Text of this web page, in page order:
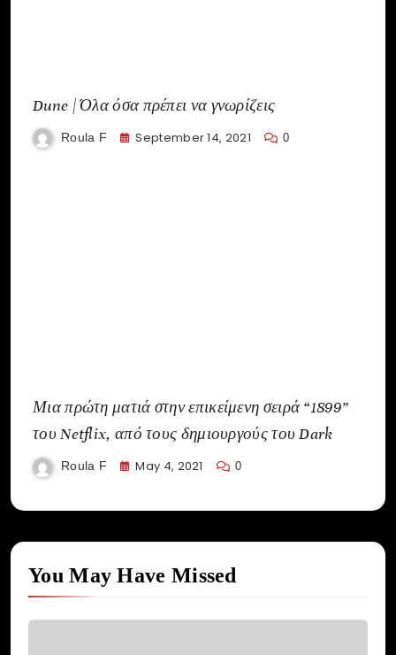
Dune | Όλα όσα πρέπει να γνωρίζεις
Roula F September 14, 2021 0
Μια πρώτη ματιά στην επικείμενη σειρά “1899”
του Netflix, από τους δημιουργούς του Dark
Roula F May 4, 2021 0
You May Have Missed